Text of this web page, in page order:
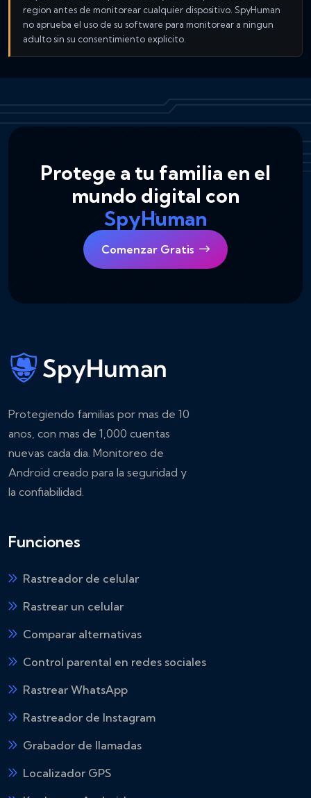
region antes de monitorear cualquier dispositivo. SpyHuman
no aprueba el uso de su software para monitorear a ningun
adulto sin su consentimiento explicito.
Protege a tu familia en el
mundo digital con
SpyHuman
Comenzar Gratis
Protegiendo familias por mas de 10
anos, con mas de 1,000 cuentas
nuevas cada dia. Monitoreo de
Android creado para la seguridad y
la confiabilidad.
Funciones
Rastreador de celular
Rastrear un celular
Comparar alternativas
Control parental en redes sociales
Rastrear WhatsApp
Rastreador de Instagram
Grabador de llamadas
Localizador GPS